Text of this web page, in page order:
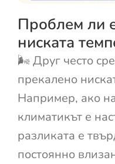
Проблем ли
ниската
🌬️ Друг често
прекалено
Например, ако
климатикът е
разликата е
постоянно